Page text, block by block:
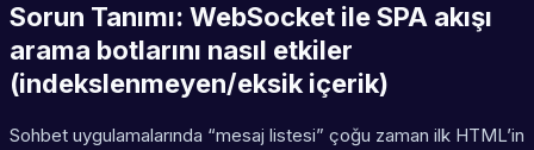
Sorun Tanımı: WebSocket ile SPA akışı
arama botlarını nasıl etkiler
(indekslenmeyen/eksik içerik)
Sohbet uygulamalarında “mesaj listesi” çoğu zaman ilk HTML’in